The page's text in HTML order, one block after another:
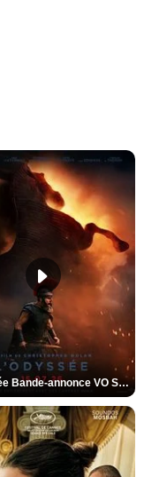
L'Odyssée Bande-annonce VO STFR